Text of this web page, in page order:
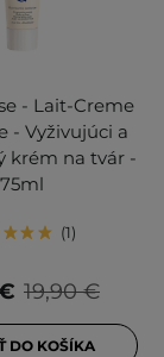
- Lait-Creme
- Vyživujúci a
krém na tvár -
75ml
1
19,90 €
DO KOŠÍKA